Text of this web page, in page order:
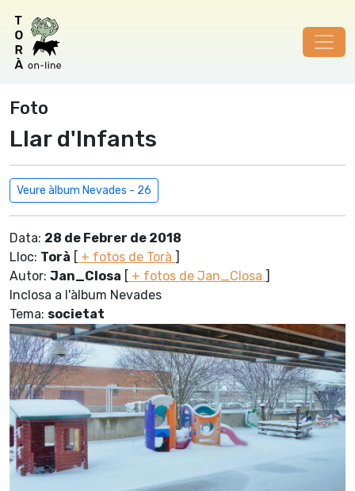
Foto
Llar d'Infants
Veure àlbum Nevades - 26
Data: 28 de Febrer de 2018
Lloc: Torà [ + fotos de Torà ]
Autor: Jan_Closa [ + fotos de Jan_Closa ]
Inclosa a l'àlbum Nevades
Tema: societat